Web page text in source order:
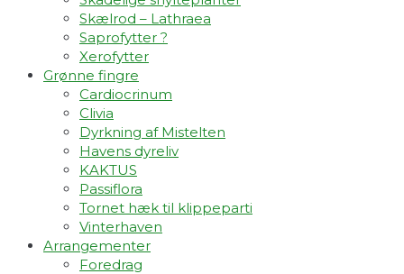
Skælrod – Lathraea
Saprofytter ?
Xerofytter
Grønne fingre
Cardiocrinum
Clivia
Dyrkning af Mistelten
Havens dyreliv
KAKTUS
Passiflora
Tornet hæk til klippeparti
Vinterhaven
Arrangementer
Foredrag